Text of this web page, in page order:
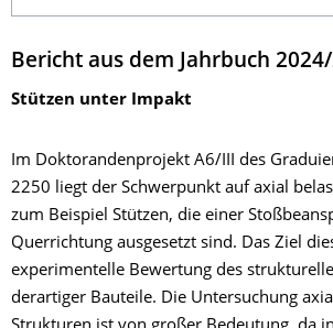
Bericht aus dem Jahrbuch
Stützen unter Impakt
Im Doktorandenprojekt A6/III des
2250 liegt der Schwerpunkt auf axial
zum Beispiel Stützen, die einer
Querrichtung ausgesetzt sind. Das Ziel
experimentelle Bewertung des
derartiger Bauteile. Die Untersuchung